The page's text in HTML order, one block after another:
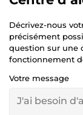
Décrivez-nous
précisément
question sur une
fonctionnement
Votre message